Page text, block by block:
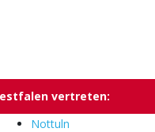
vertreten:
Nottuln